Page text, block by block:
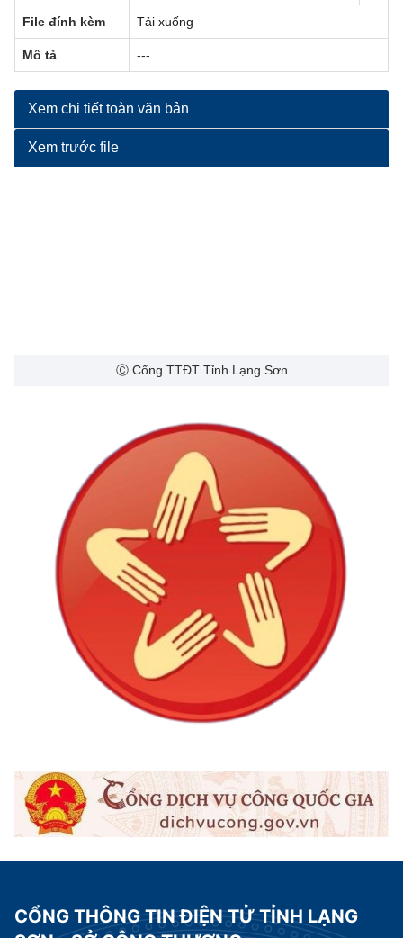
File đính kèm Tải xuống
Mô tả ---
Xem chi tiết toàn văn bản
Xem trước file
Ⓒ Cổng TTĐT Tỉnh Lạng Sơn
CỔNG THÔNG TIN ĐIỆN TỬ TỈNH LẠNG